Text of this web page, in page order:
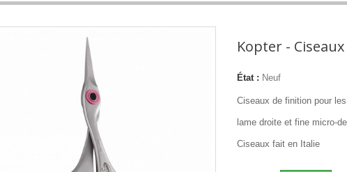
Kopter -
État : Neuf
Ciseaux de finition pour
lame droite et fine micro-
Ciseaux fait en Italie